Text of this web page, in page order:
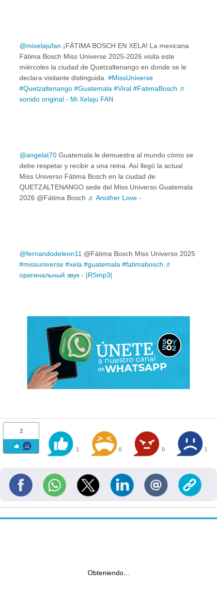
@mixelajufan ¡FÁTIMA BOSCH EN XELA! La mexicana
Fátima Bosch Miss Universe 2025-2026 visita este
miércoles la ciudad de Quetzaltenango en donde se le
declara visitante distinguida. #MissUniverse
#Quetzaltenango #Guatemala #Viral #FatimaBosch ♬
sonido original - Mi Xelaju FAN
@angelat70 Guatemala le demuestra al mundo cómo se
debe respetar y recibir a una reina. Así llegó la actual
Miss Universo Fátima Bosch en la ciudad de
QUETZALTENANGO sede del Miss Universo Guatemala
2026 @Fátima Bosch ♬ Another Love -
@fernandodeleon11 @Fátima Bosch Miss Universo 2025
#missuniverse #xela #guatemala #fatimabosch ♬
оригинальный звук - |RSmp3|
2
1 0 0 1
Obteniendo...